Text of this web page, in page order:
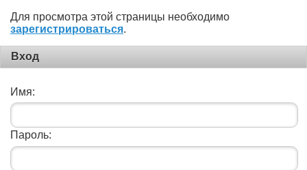
Для просмотра этой страницы необходимо
зарегистрироваться.
Вход
Имя:
Пароль: